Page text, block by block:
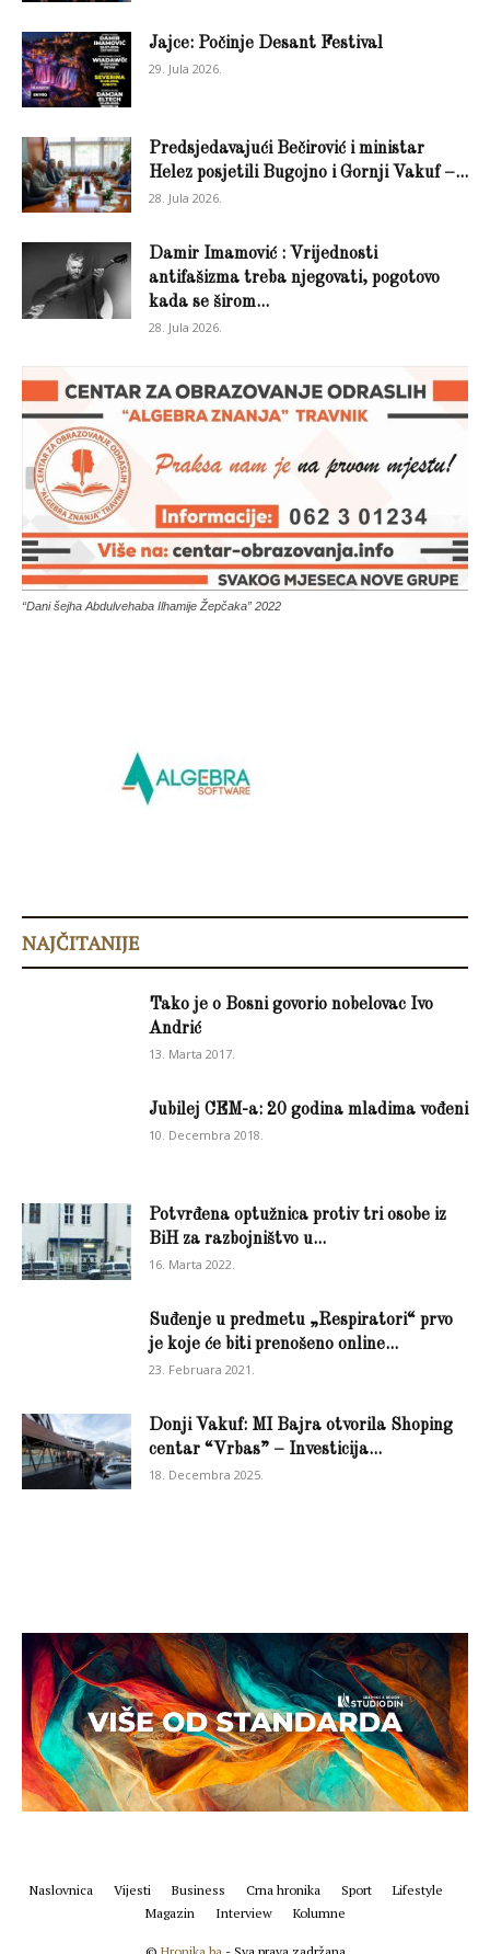
Jajce: Počinje Desant Festival
29. Jula 2026.
Predsjedavajući Bečirović i ministar
Helez posjetili Bugojno i Gornji Vakuf –...
28. Jula 2026.
Damir Imamović : Vrijednosti
antifašizma treba njegovati, pogotovo
kada se širom...
28. Jula 2026.
“Dani šejha Abdulvehaba Ilhamije Žepčaka” 2022
NAJČITANIJE
Tako je o Bosni govorio nobelovac Ivo
Andrić
13. Marta 2017.
Jubilej CEM-a: 20 godina mladima vođeni
10. Decembra 2018.
Potvrđena optužnica protiv tri osobe iz
BiH za razbojništvo u...
16. Marta 2022.
Suđenje u predmetu „Respiratori“ prvo
je koje će biti prenošeno online...
23. Februara 2021.
Donji Vakuf: MI Bajra otvorila Shoping
centar “Vrbas” – Investicija...
18. Decembra 2025.
Naslovnica Vijesti Business Crna hronika Sport
Lifestyle
Magazin
Interview Kolumne